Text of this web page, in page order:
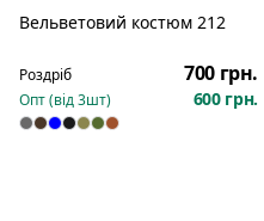
Вельветовий костюм 212
Роздріб 700 грн.
Опт (від3шт) 600 грн.